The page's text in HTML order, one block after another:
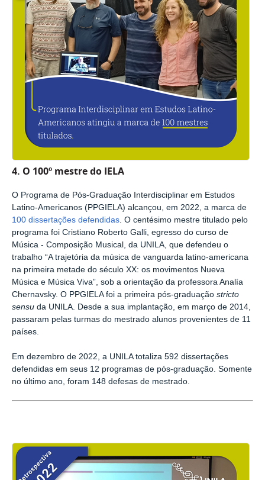
4. O 100º mestre do IELA
O Programa de Pós-Graduação Interdisciplinar em Estudos
Latino-Americanos (PPGIELA) alcançou, em 2022, a marca de
100 dissertações defendidas. O centésimo mestre titulado pelo
programa foi Cristiano Roberto Galli, egresso do curso de
Música - Composição Musical, da UNILA, que defendeu o
trabalho “A trajetória da música de vanguarda latino-americana
na primeira metade do século XX: os movimentos Nueva
Música e Música Viva”, sob a orientação da professora Analía
Chernavsky. O PPGIELA foi a primeira pós-graduação stricto
sensu da UNILA. Desde a sua implantação, em março de 2014,
passaram pelas turmas do mestrado alunos provenientes de 11
países.
Em dezembro de 2022, a UNILA totaliza 592 dissertações
defendidas em seus 12 programas de pós-graduação. Somente
no último ano, foram 148 defesas de mestrado.